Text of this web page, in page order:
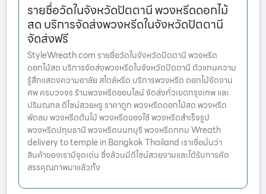
รายชื่อวัดในจังหวัดปัตตานี พวงหรีดดอกไม้
สด บริการจัดส่งพวงหรีดในจังหวัดปัตตานี
จัดส่งฟรี
StyleWreath.com รายชื่อวัดในจังหวัดปัตตานี พวงหรีด
ดอกไม้สด บริการจัดส่งพวงหรีดในจังหวัดปัตตานี ตัวแทนความ
รู้สึกแสดงความอาลัย สไตล์หรีด บริการพวงหรีด ดอกไม้จัดงาน
ศพ ครบวงจร ร้านพวงหรีดออนไลน์ จัดส่งทั่วเขตกรุงเทพ และ
ปริมณฑล ดีไซน์สวยหรู ราคาถูก พวงหรีดดอกไม้สด พวงหรีด
พัดลม พวงหรีดต้นไม้ พวงหรีดของใช้ พวงหรีดสำเร็จรูป
พวงหรีดปทุมธานี พวงหรีดนนทบุรี พวงหรีดกทม Wreath
delivery to temple in Bangkok Thailand เราเชื่อมั่นว่า
สินค้าของเรามีจุดเด่น ซึ่งล้วนมีดีไซน์สวยงามและได้รับการคัด
สรรคุณภาพมาแล้วทั้ง